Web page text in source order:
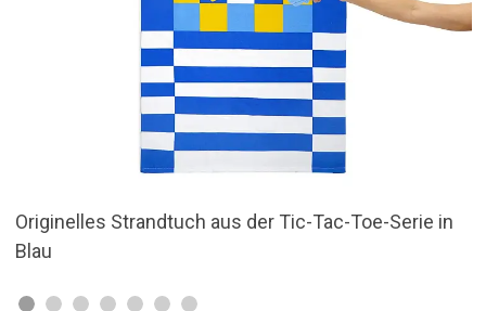
Serie in Originelles Strandtuch mit Tic-Tac-Toe-